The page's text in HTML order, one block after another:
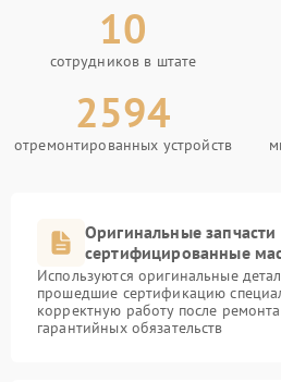
10
сотрудников в штате
2594
отремонтированных устройств
Оригинальные запчасти
сертифицированные
Используются оригинальные
прошедшие сертификацию
корректную работу после
гарантийных обязательств